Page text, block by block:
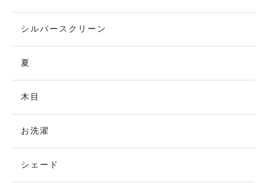
シルバースクリーン
夏
木目
お洗濯
シェード